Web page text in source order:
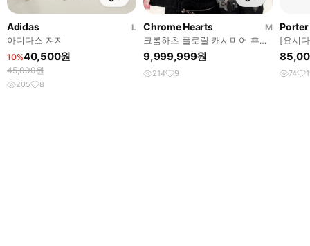
Adidas
L
아디다스 져지
10%40,500원
45,000원
205 8
Chrome Hearts
M
크롬하츠 플로랄 캐시미어 후드
집업
9,999,999원
214 9
Porter
[요시
CASE
74